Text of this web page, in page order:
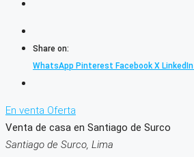
Share on:
WhatsApp Pinterest Facebook X LinkedIn
En venta Oferta
Venta de casa en Santiago de Surco
Santiago de Surco, Lima